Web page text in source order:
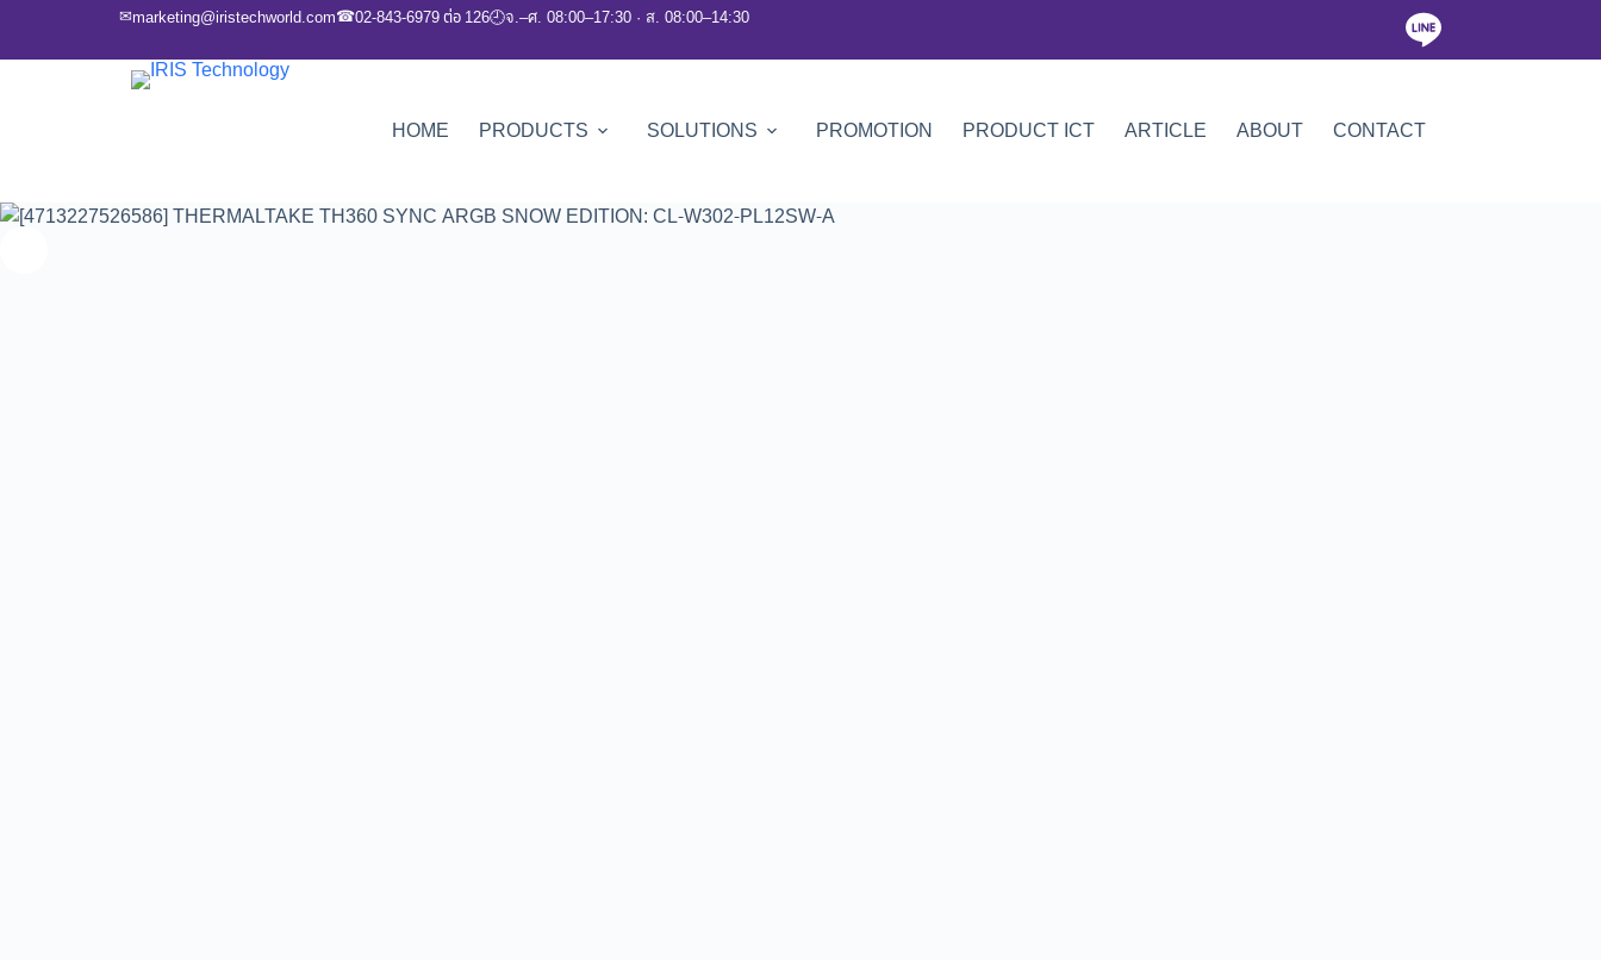
✉marketing@iristechworld.com☎02-843-6979 ต่อ 126🕘จ.–ศ. 08:00–17:30 · ส. 08:00–14:30
HOME PRODUCTS SOLUTIONS PROMOTION PRODUCT ICT ARTICLE ABOUT CONTACT